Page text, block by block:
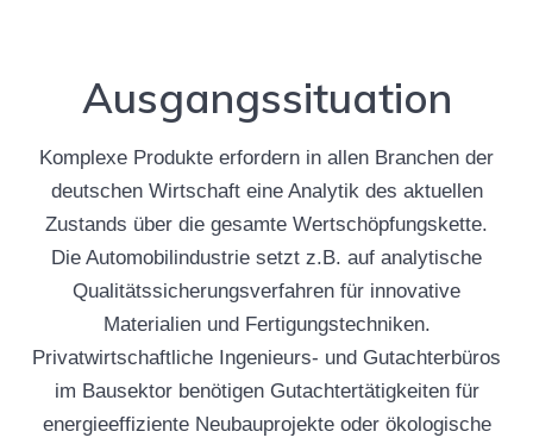
Ausgangssituation
Komplexe Produkte erfordern in allen Branchen der
deutschen Wirtschaft eine Analytik des aktuellen
Zustands über die gesamte Wertschöpfungskette.
Die Automobilindustrie setzt z.B. auf analytische
Qualitätssicherungsverfahren für innovative
Materialien und Fertigungstechniken.
Privatwirtschaftliche Ingenieurs- und Gutachterbüros
im Bausektor benötigen Gutachtertätigkeiten für
energieeffiziente Neubauprojekte oder ökologische